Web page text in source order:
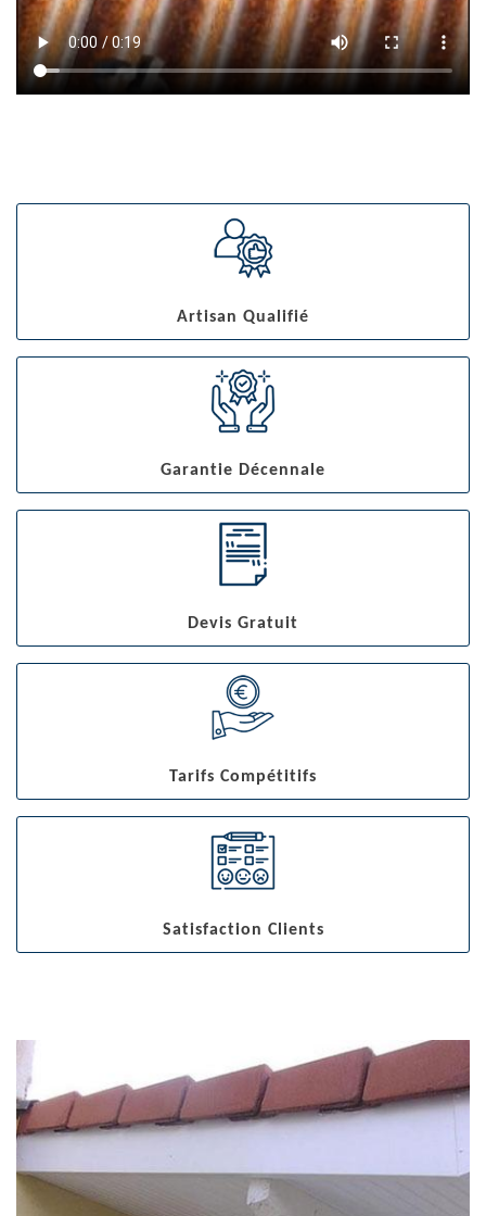
Artisan Qualifié
Garantie Décennale
Devis Gratuit
Tarifs Compétitifs
Satisfaction Clients